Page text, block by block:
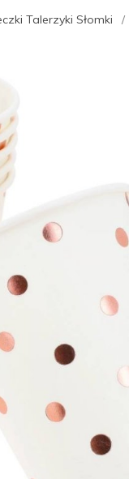
Talerzyki Słomki